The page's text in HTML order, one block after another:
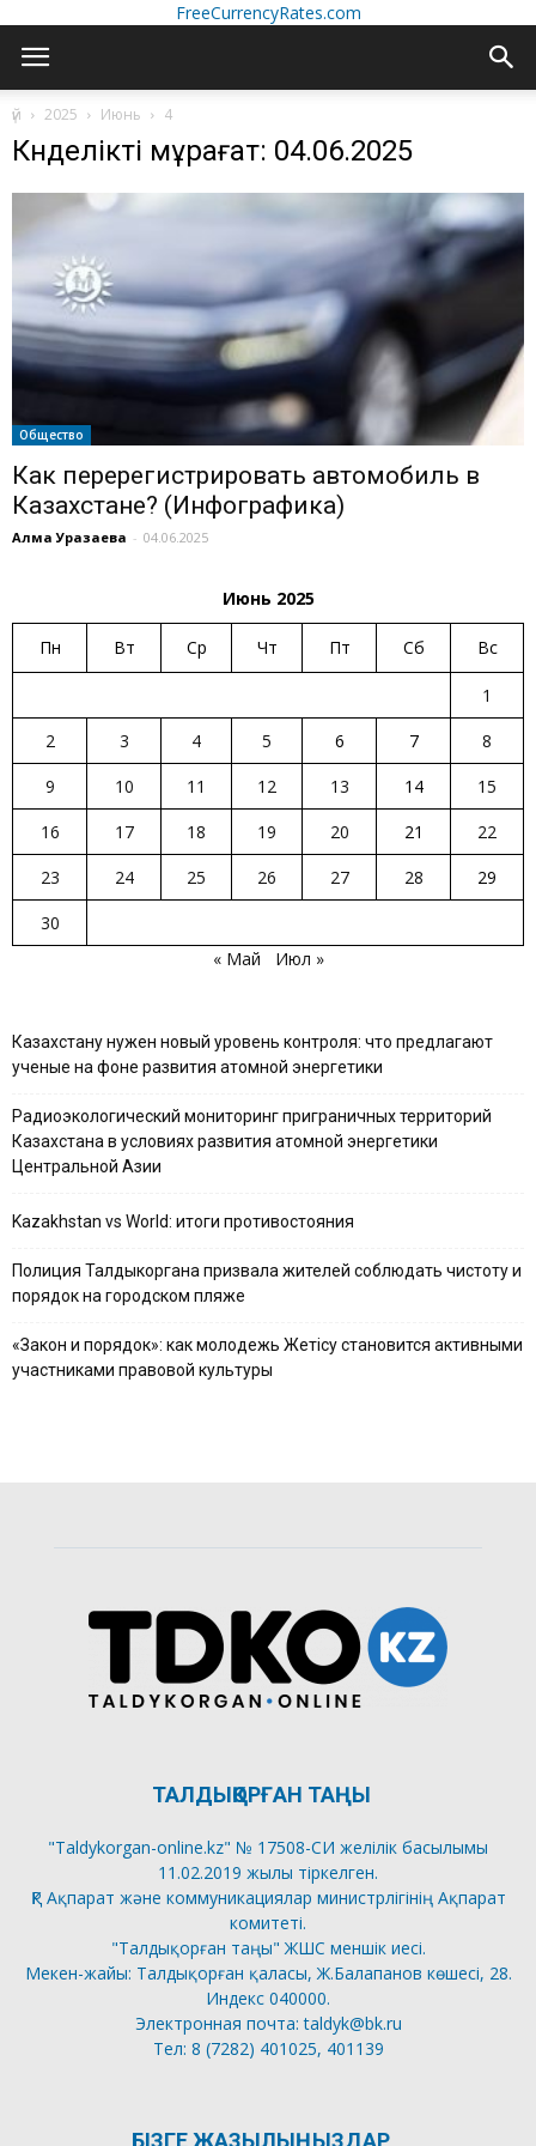
FreeCurrencyRates.com
үй 2025 Июнь 4
Күнделікті мұрағат: 04.06.2025
Общество
Как перерегистрировать автомобиль в
Казахстане? (Инфографика)
Алма Уразаева - 04.06.2025
Июнь 2025
Пн Вт Ср Чт Пт Сб Вс
1
2
3 4 5 6 7
8
9
10 11 12 13 14
15
16
17 18 19 20 21
22
23
24 25 26 27 28
29
30
« Май
Июл »
Казахстану нужен новый уровень контроля: что предлагают
ученые на фоне развития атомной энергетики
Радиоэкологический мониторинг приграничных территорий
Казахстана в условиях развития атомной энергетики
Центральной Азии
Kazakhstan vs World: итоги противостояния
Полиция Талдыкоргана призвала жителей соблюдать чистоту и
порядок на городском пляже
«Закон и порядок»: как молодежь Жетісу становится активными
участниками правовой культуры
ТАЛДЫҚОРҒАН ТАҢЫ
"Taldykorgan-online.kz" № 17508-СИ желілік басылымы
11.02.2019 жылы тіркелген.
ҚР Ақпарат және коммуникациялар министрлігінің Ақпарат
комитеті.
"Талдықорған таңы" ЖШС меншік иесі.
Мекен-жайы: Талдықорған қаласы, Ж.Балапанов көшесі, 28.
Индекс 040000.
Электронная почта: taldyk@bk.ru
Тел: 8 (7282) 401025, 401139
БІЗГЕ ЖАЗЫЛЫҢЫЗДАР